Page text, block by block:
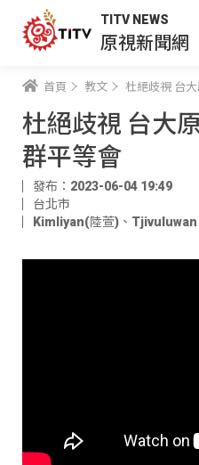
TITV NEWS
原視新聞網
首頁 教文 杜絕歧視 台
杜絕歧視 台大
群平等會
發布：2023-06-04 19:49
台北市
Kimliyan(陸萱) 、 Tjivuluwan